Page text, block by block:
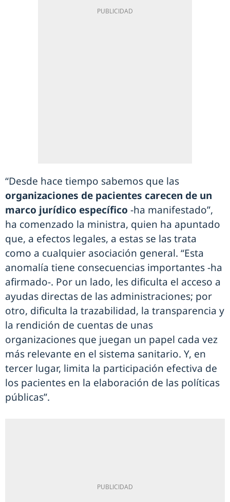
“Desde hace tiempo sabemos que las
organizaciones de pacientes carecen de un
marco jurídico específico -ha manifestado”,
ha comenzado la ministra, quien ha apuntado
que, a efectos legales, a estas se las trata
como a cualquier asociación general. “Esta
anomalía tiene consecuencias importantes -ha
afirmado-. Por un lado, les dificulta el acceso a
ayudas directas de las administraciones; por
otro, dificulta la trazabilidad, la transparencia y
la rendición de cuentas de unas
organizaciones que juegan un papel cada vez
más relevante en el sistema sanitario. Y, en
tercer lugar, limita la participación efectiva de
los pacientes en la elaboración de las políticas
públicas”.